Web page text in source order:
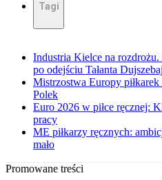
Tagi
Industria Kielce na rozdrożu.
po odejściu Tałanta
Mistrzostwa Europy
Polek
Euro 2026 w piłce ręcznej:
pracy
ME piłkarzy ręcznych:
mało
Promowane treści